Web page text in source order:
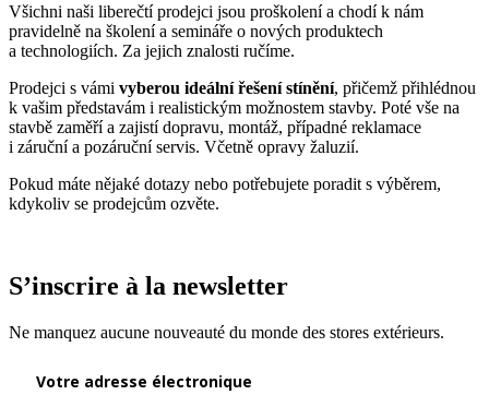
Všichni naši liberečtí prodejci jsou proškolení a chodí k nám
pravidelně na školení a semináře o nových produktech
a technologiích. Za jejich znalosti ručíme.
Prodejci s vámi vyberou ideální řešení stínění, přičemž přihlédnou
k vašim představám i realistickým možnostem stavby. Poté vše na
stavbě zaměří a zajistí dopravu, montáž, případné reklamace
i záruční a pozáruční servis. Včetně opravy žaluzií.
Pokud máte nějaké dotazy nebo potřebujete poradit s výběrem,
kdykoliv se prodejcům ozvěte.
S’inscrire à la newsletter
Ne manquez aucune nouveauté du monde des stores extérieurs.
Votre adresse électronique